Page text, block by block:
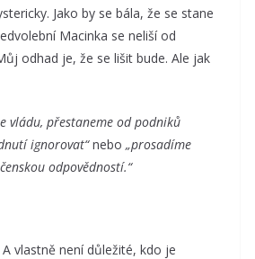
Jako by se bála, že se stane
Macinka se neliší od
odhad je, že se lišit bude. Ale jak
vládu, přestaneme od podniků
ignorovat“nebo „prosadíme
odpovědností.“
vlastně není důležité, kdo je